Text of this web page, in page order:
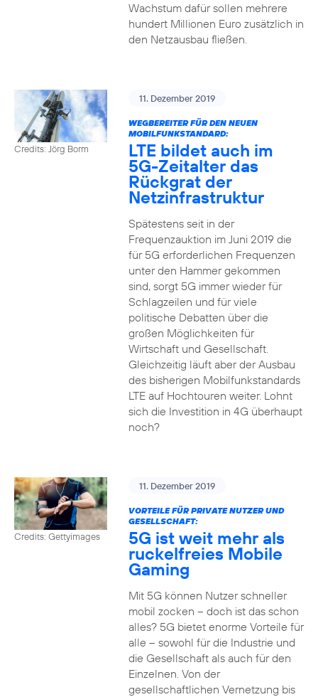
Wachstum dafür sollen mehrere
hundert Millionen Euro zusätzlich in
den Netzausbau fließen.
Credits: Jörg Borm
11. Dezember 2019
WEGBEREITER FÜR DEN NEUEN
MOBILFUNKSTANDARD:
LTE bildet auch im
5G-Zeitalter das
Rückgrat der
Netzinfrastruktur
Spätestens seit in der
Frequenzauktion im Juni 2019 die
für 5G erforderlichen Frequenzen
unter den Hammer gekommen
sind, sorgt 5G immer wieder für
Schlagzeilen und für viele
politische Debatten über die
großen Möglichkeiten für
Wirtschaft und Gesellschaft.
Gleichzeitig läuft aber der Ausbau
des bisherigen Mobilfunkstandards
LTE auf Hochtouren weiter. Lohnt
sich die Investition in 4G überhaupt
noch?
Credits: Gettyimages
11. Dezember 2019
VORTEILE FÜR PRIVATE NUTZER UND
GESELLSCHAFT:
5G ist weit mehr als
ruckelfreies Mobile
Gaming
Mit 5G können Nutzer schneller
mobil zocken – doch ist das schon
alles? 5G bietet enorme Vorteile für
alle – sowohl für die Industrie und
die Gesellschaft als auch für den
Einzelnen. Von der
gesellschaftlichen Vernetzung bis